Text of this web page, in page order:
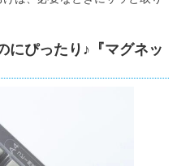
にぴったり♪『マグネッ